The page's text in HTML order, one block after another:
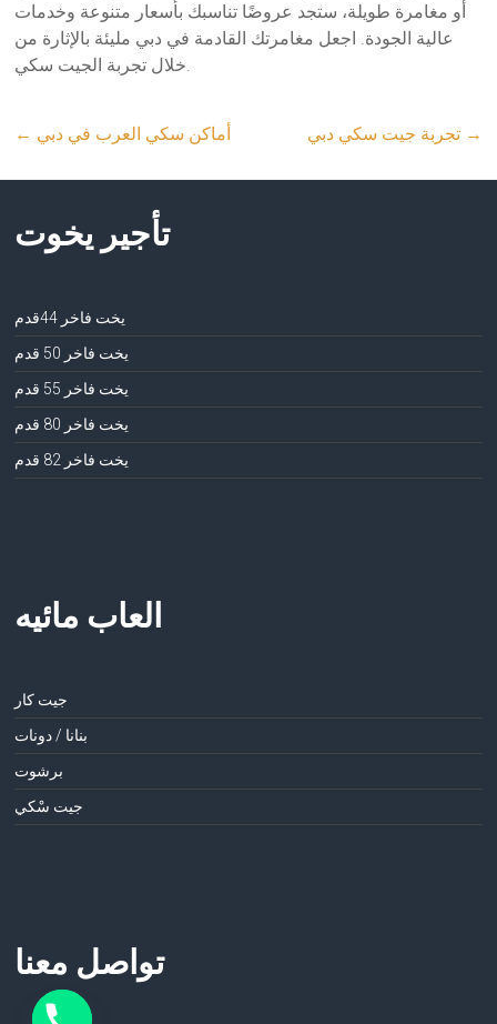
أو مغامرة طويلة، ستجد عروضًا تناسبك بأسعار متنوعة وخدمات
عالية الجودة. اجعل مغامرتك القادمة في دبي مليئة بالإثارة من
خلال تجربة الجيت سكي.
← أماكن سكي العرب في دبي تجربة جيت سكي دبي →
تأجير يخوت
يخت فاخر 44قدم
يخت فاخر 50 قدم
يخت فاخر 55 قدم
يخت فاخر 80 قدم
يخت فاخر 82 قدم
العاب مائيه
جيت كار
بنانا / دونات
برشوت
جيت سْكي
تواصل معنا